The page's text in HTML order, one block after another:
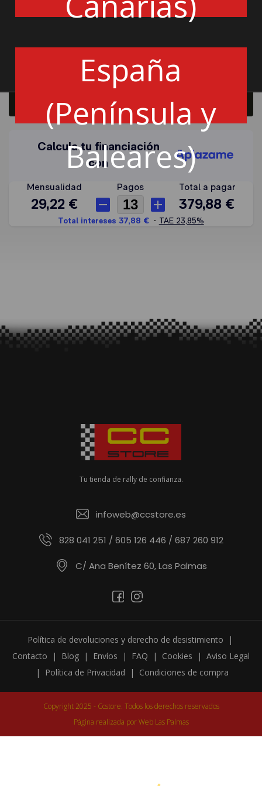
España
(Península y
Baleares)
Añadir a la cesta
Tu tienda de rally de confianza.
infoweb@ccstore.es
828 041 251 / 605 126 446 / 687 260 912
C/ Ana Benítez 60, Las Palmas
Política de devoluciones y derecho de desistimiento
|
Contacto
| Blog | Envíos | FAQ | Cookies | Aviso Legal
|
Política de Privacidad | Condiciones de compra
Copyright 2025 - Ccstore. Todos los derechos reservados
Página realizada porWeb Las Palmas